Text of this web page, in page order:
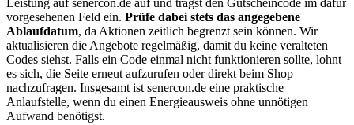
Leistung auf senercon.de auf und trägst den Gutscheincode im dafür
vorgesehenen Feld ein. Prüfe dabei stets das angegebene
Ablaufdatum, da Aktionen zeitlich begrenzt sein können. Wir
aktualisieren die Angebote regelmäßig, damit du keine veralteten
Codes siehst. Falls ein Code einmal nicht funktionieren sollte, lohnt
es sich, die Seite erneut aufzurufen oder direkt beim Shop
nachzufragen. Insgesamt ist senercon.de eine praktische
Anlaufstelle, wenn du einen Energieausweis ohne unnötigen
Aufwand benötigst.